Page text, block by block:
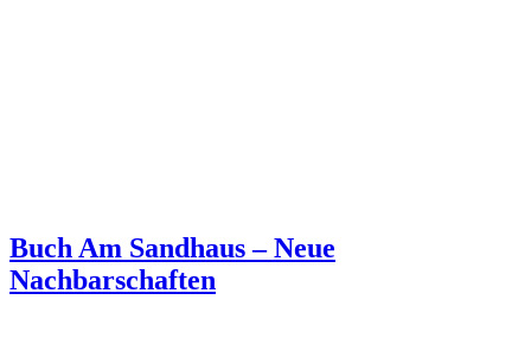
Buch Am Sandhaus – Neue
Nachbarschaften